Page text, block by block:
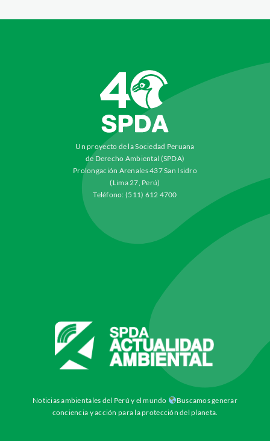
Un proyecto de la Sociedad Peruana
de Derecho Ambiental (SPDA)
Prolongación Arenales 437 San Isidro
(Lima 27, Perú)
Teléfono: (511) 612 4700
Noticias ambientales del Perú y el mundo
Buscamos generar
conciencia y acción para la protección del planeta.